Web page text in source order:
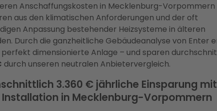
Anschaffungskosten in Mecklenburg-Vorpommern
aus den klimatischen Anforderungen und der oft
Anpassung bestehender Heizsysteme in älteren
Durch die ganzheitliche Gebäudeanalyse von Enter
perfekt dimensionierte Anlage – und sparen
durch unseren neutralen Anbietervergleich.
3.360 € jährliche Einsparung mit
Installation in Mecklenburg-Vorpommern